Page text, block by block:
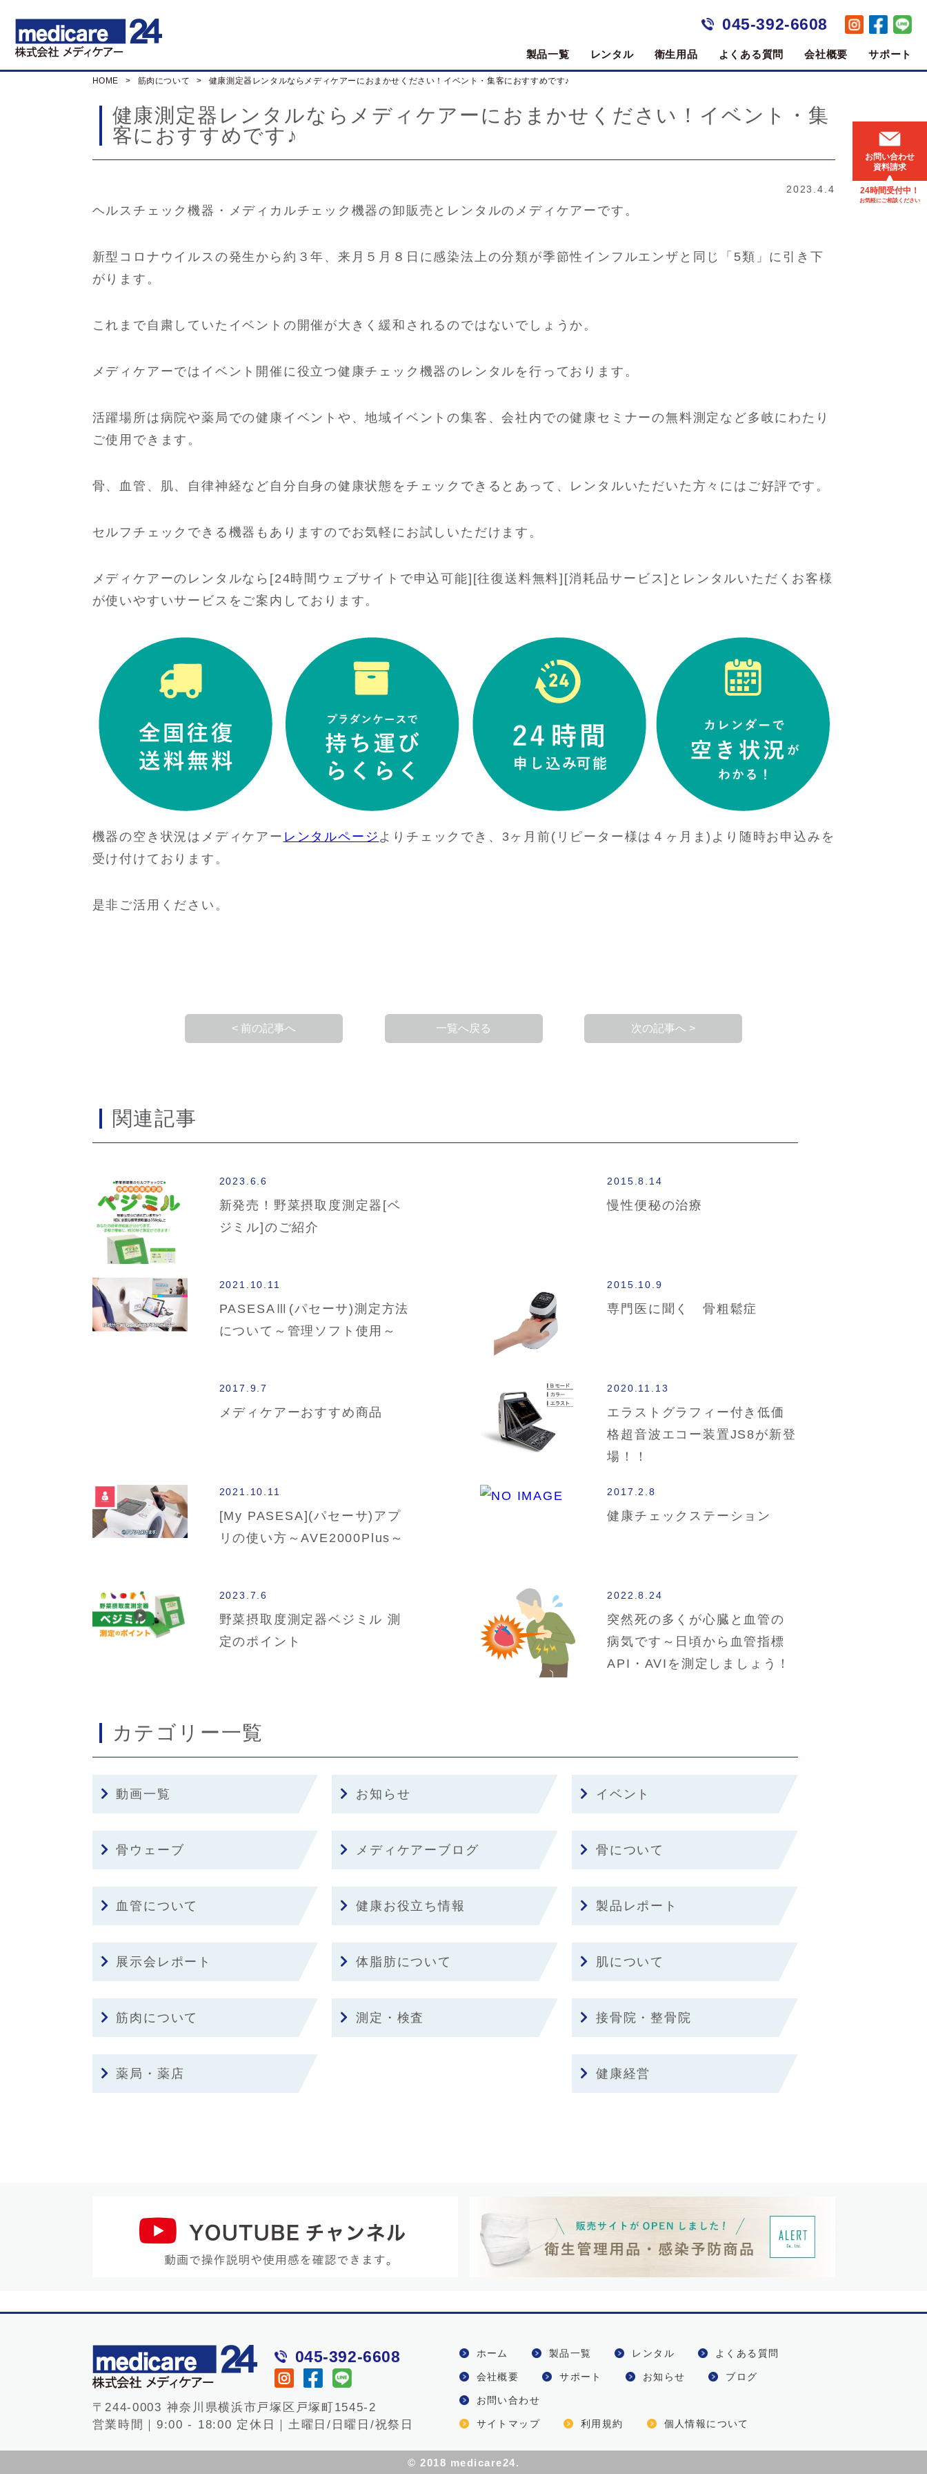
045-392-6608
製品一覧 レンタル 衛生用品 よくある質問 会社概要 サポート
HOME 筋肉について 健康測定器レンタルならメディケアーにおまかせください！イベント・集客におすすめです♪
お問い合わせ
資料請求
24時間受付中！
お気軽にご相談ください
健康測定器レンタルならメディケアーにおまかせください！イベント・集
客におすすめです♪
2023.4.4
ヘルスチェック機器・メディカルチェック機器の卸販売とレンタルのメディケアーです。
新型コロナウイルスの発生から約３年、来月５月８日に感染法上の分類が季節性インフルエンザと同じ「5類」に引き下
がります。
これまで自粛していたイベントの開催が大きく緩和されるのではないでしょうか。
メディケアーではイベント開催に役立つ健康チェック機器のレンタルを行っております。
活躍場所は病院や薬局での健康イベントや、地域イベントの集客、会社内での健康セミナーの無料測定など多岐にわたり
ご使用できます。
骨、血管、肌、自律神経など自分自身の健康状態をチェックできるとあって、レンタルいただいた方々にはご好評です。
セルフチェックできる機器もありますのでお気軽にお試しいただけます。
メディケアーのレンタルなら [24時間ウェブサイトで申込可能][往復送料無料][消耗品サービス] とレンタルいただくお客様
が使いやすいサービスをご案内しております。
機器の空き状況はメディケアー レンタルページ よりチェックでき、3ヶ月前(リピーター様は４ヶ月ま)より随時お申込みを
受け付けております。
是非ご活用ください。
< 前の記事へ 一覧へ戻る 次の記事へ >
関連記事
2023.6.6
新発売！野菜摂取度測定器[ベ
ジミル]のご紹介
2015.8.14
慢性便秘の治療
2021.10.11
PASESAⅢ(パセーサ)測定方法
について～管理ソフト使用～
2015.10.9
専門医に聞く 骨粗鬆症
2017.9.7
メディケアーおすすめ商品
2020.11.13
エラストグラフィー付き低価
格超音波エコー装置JS8が新登
場！！
2021.10.11
[My PASESA](パセーサ)アプ
リの使い方～AVE2000Plus～
2017.2.8
健康チェックステーション
2023.7.6
野菜摂取度測定器ベジミル 測
定のポイント
2022.8.24
突然死の多くが心臓と血管の
病気です～日頃から血管指標
API・AVIを測定しましょう！
カテゴリー一覧
動画一覧 お知らせ イベント
骨ウェーブ メディケアーブログ 骨について
血管について 健康お役立ち情報 製品レポート
展示会レポート 体脂肪について 肌について
筋肉について 測定・検査 接骨院・整骨院
薬局・薬店 健康経営
045-392-6608
〒244-0003 神奈川県横浜市戸塚区戸塚町1545-2
営業時間｜9:00 - 18:00 定休日｜土曜日/日曜日/祝祭日
ホーム 製品一覧 レンタル よくある質問
会社概要 サポート お知らせ ブログ
お問い合わせ
サイトマップ 利用規約 個人情報について
© 2018 medicare24.